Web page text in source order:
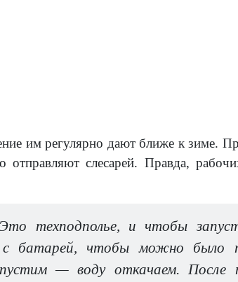
им регулярно дают ближе к зиме.
слесарей. Правда,
техподполье, и чтобы
батарей, чтобы можно было
— воду откачаем. После